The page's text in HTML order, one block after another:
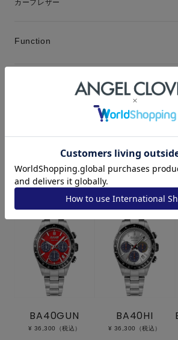
カーフレザー
Function
BA40GUN
¥ 36,300（税込）
BA40HI
¥ 36,300（税込）